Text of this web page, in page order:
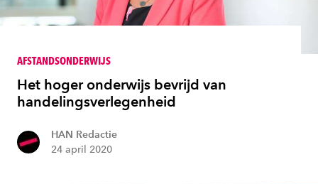
AFSTANDSONDERWIJS
Het hoger onderwijs bevrijd van
handelingsverlegenheid
HAN Redactie
24 april 2020